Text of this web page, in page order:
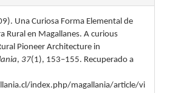
Una Curiosa Forma Elemental de
Rural en Magallanes. A curious
Pioneer Architecture in
, 37(1), 153–155. Recuperado a
index.php/magallania/article/vi